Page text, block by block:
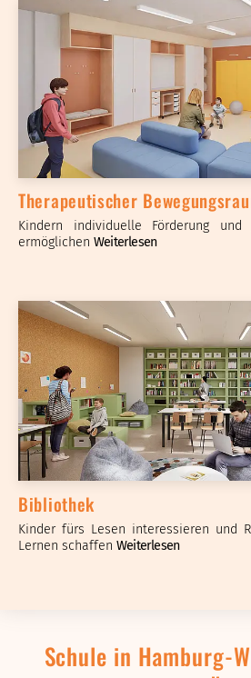
Therapeutischer
Kindern individuelle Förderung und
ermöglichen Weiterlesen
Bibliothek
Kinder fürs Lesen interessieren und
Lernen schaffen Weiterlesen
Schule in Hamburg-